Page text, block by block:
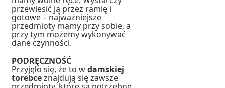
przewiesić ją przez ramię i
gotowe – najważniejsze
przedmioty mamy przy sobie, a
przy tym możemy wykonywać
dane czynności.
PODRĘCZNOŚĆ
Przyjęło się, że to wdamskiej
torebceznajdują się zawsze